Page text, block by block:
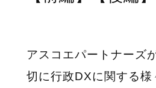
アスコエパートナーズ
切に行政DXに関する様